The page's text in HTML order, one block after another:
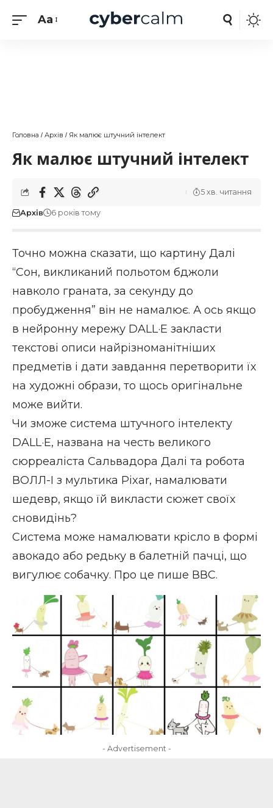
Aa
Головна / Архів / Як малює штучний інтелект
Як малює штучний інтелект
Архів 6 років тому
5 хв. читання
Точно можна сказати, що картину Далі
“Сон, викликаний польотом бджоли
навколо граната, за секунду до
пробудження” він не намалює. А ось якщо
в нейронну мережу DALL·E закласти
текстові описи найрізноманітніших
предметів і дати завдання перетворити їх
на художні образи, то щось оригінальне
може вийти.
Чи зможе система штучного інтелекту
DALL·E, названа на честь великого
сюрреаліста Сальвадора Далі та робота
ВОЛЛ-І з мультика Pixar, намалювати
шедевр, якщо їй викласти сюжет своїх
сновидінь?
Система може намалювати крісло в формі
авокадо або редьку в балетній пачці, що
вигулює собачку. Про це пише ВВС.
- Advertisement -